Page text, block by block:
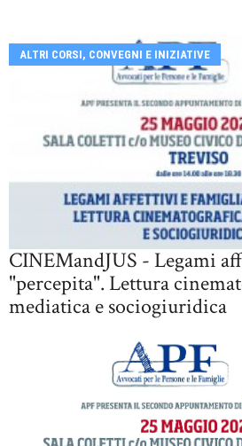
ALTRI CORSI, CONVEGNI E INIZIATIVE
CINEMandJUS - Legami
"percepita". Lettura
mediatica e sociogiuridica